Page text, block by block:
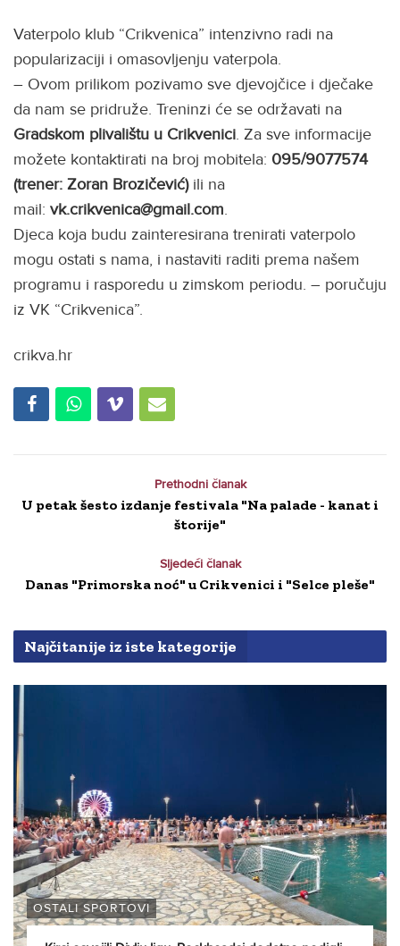
Vaterpolo klub “Crikvenica” intenzivno radi na
popularizaciji i omasovljenju vaterpola.
– Ovom prilikom pozivamo sve djevojčice i dječake
da nam se pridruže. Treninzi će se održavati na
Gradskom plivalištu u Crikvenici. Za sve informacije
možete kontaktirati na broj mobitela: 095/9077574
(trener: Zoran Brozičević)ili na
mail: vk.crikvenica@gmail.com.
Djeca koja budu zainteresirana trenirati vaterpolo
mogu ostati s nama, i nastaviti raditi prema našem
programu i rasporedu u zimskom periodu. – poručuju
iz VK “Crikvenica”.
crikva.hr
Prethodni članak
U petak šesto izdanje festivala "Na palade - kanat i
štorije"
Sljedeći članak
Danas "Primorska noć" u Crikvenici i "Selce pleše"
Najčitanije iz iste kategorije
OSTALI SPORTOVI